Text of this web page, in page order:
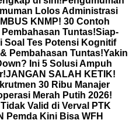
Lolos Administrasi
KNMP! 30 Contoh
Tuntas!Siap-
Soal Tes Potensi Kognitif
Pembahasan Tuntas!Yakin
Ini 5 Solusi Ampuh
JANGAN SALAH KETIK!
30 Ribu Manajer
Merah Putih 2026!
Valid di Verval PTK
Pemda Kini Bisa WFH